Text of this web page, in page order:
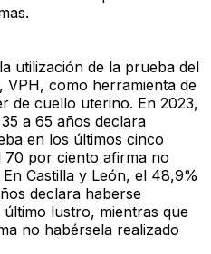
utilización de la prueba del
VPH, como herramienta de
de cuello uterino. En 2023,
a 65 años declara
en los últimos cinco
70 por ciento afirma no
Castilla y León, el 48,9%
declara haberse
lustro, mientras que
no habérsela realizado